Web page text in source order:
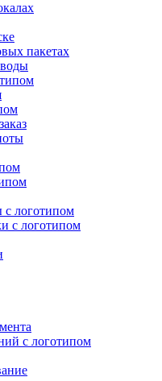
пакетах
с логотипом
с логотипом
с логотипом